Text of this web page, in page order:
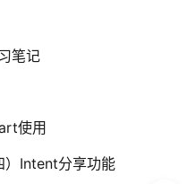
笔记
使用
）Intent分享功能